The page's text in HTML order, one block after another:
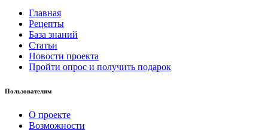
Главная
Рецепты
База знаний
Статьи
Новости проекта
Пройти опрос и получить подарок
Пользователям
О проекте
Возможности